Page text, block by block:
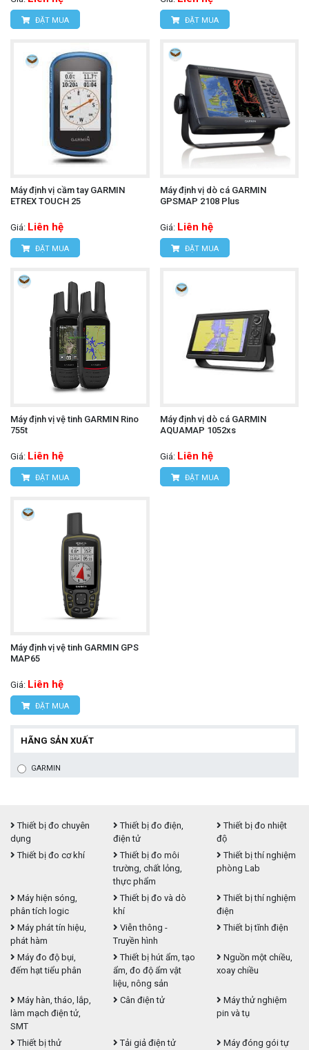
ĐẶT MUA ĐẶT MUA
Máy định vị cầm tay GARMIN
ETREX TOUCH 25
Giá: Liên hệ
ĐẶT MUA
Máy định vị dò cá GARMIN
GPSMAP 2108 Plus
Giá: Liên hệ
ĐẶT MUA
Máy định vị vệ tinh GARMIN Rino
755t
Giá: Liên hệ
ĐẶT MUA
Máy định vị dò cá GARMIN
AQUAMAP 1052xs
Giá: Liên hệ
ĐẶT MUA
Máy định vị vệ tinh GARMIN GPS
MAP65
Giá: Liên hệ
ĐẶT MUA
HÃNG SẢN XUẤT
GARMIN
Thiết bị đo chuyên
dụng
Thiết bị đo điện,
điện tử
Thiết bị đo nhiệt
độ
Thiết bị đo cơ khí
Thiết bị đo môi
trường, chất lỏng,
thực phẩm
Thiết bị thí nghiệm
phòng Lab
Máy hiện sóng,
phân tích logic
Thiết bị đo và dò
khí
Thiết bị thí nghiệm
điện
Máy phát tín hiệu,
phát hàm
Viễn thông -
Truyền hình
Thiết bị tĩnh điện
Máy đo độ bụi,
đếm hạt tiểu phân
Thiết bị hút ẩm, tạo
ẩm, đo độ ẩm vật
liệu, nông sản
Nguồn một chiều,
xoay chiều
Máy hàn, tháo, lắp,
làm mạch điện tử,
SMT
Cân điện tử
Máy thử nghiệm
pin và tụ
Thiết bị thử
Tải giả điện tử
Máy đóng gói tự